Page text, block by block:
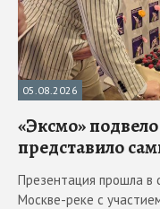
05.08.2026
«Эксмо»
представило
Презентация прошла в
Москве-реке с